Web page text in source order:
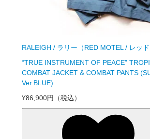
RALEIGH / ラリー（RED MOTEL / レッド
“TRUE INSTRUMENT OF PEACE”
COMBAT JACKET & COMBAT PANTS
Ver.BLUE)
¥86,900円
（税込）